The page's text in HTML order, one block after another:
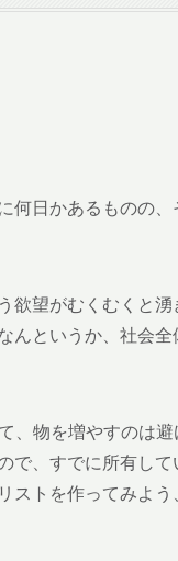
日かあるものの
欲望がむくむくと
んというか、社会
、物を増やすのは
、すでに所有し
ストを作ってみよう